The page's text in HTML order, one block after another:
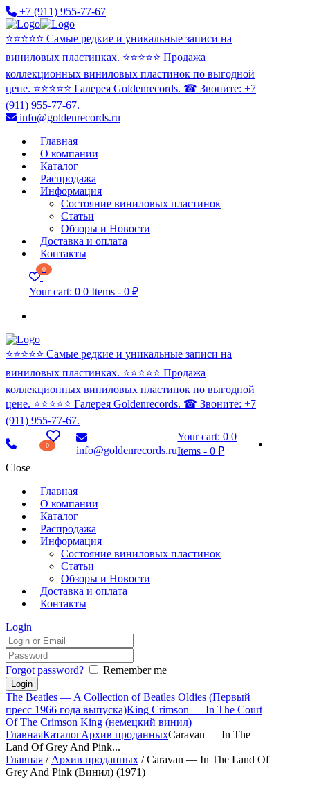
+7 (911) 955-77-67
⭐️⭐️⭐️⭐️⭐️ Самые редкие и уникальные записи на
виниловых пластинках. ⭐️⭐️⭐️⭐️⭐️ Продажа
коллекционных виниловых пластинок по выгодной
цене. ⭐️⭐️⭐️⭐️⭐️ Галерея Goldenrecords. ☎ Звоните: +7
(911) 955-77-67.
info@goldenrecords.ru
Главная
О компании
Каталог
Распродажа
Информация
Состояние виниловых пластинок
Статьи
Обзоры и Новости
Доставка и оплата
Контакты
0
Your cart: 0 0 Items - 0 ₽
⭐️⭐️⭐️⭐️⭐️ Самые редкие и уникальные записи на
виниловых пластинках. ⭐️⭐️⭐️⭐️⭐️ Продажа
коллекционных виниловых пластинок по выгодной
цене. ⭐️⭐️⭐️⭐️⭐️ Галерея Goldenrecords. ☎ Звоните: +7
(911) 955-77-67.
0 info@goldenrecords.ru
Your cart: 00
Items -0 ₽
Close
Главная
О компании
Каталог
Распродажа
Информация
Состояние виниловых пластинок
Статьи
Обзоры и Новости
Доставка и оплата
Контакты
Login
Forgot password? Remember me
The Beatles — A Collection of Beatles Oldies (Первый
пресс 1966 года выпуска)King Crimson — In The Court
Of The Crimson King (немецкий винил)
ГлавнаяКаталогАрхив проданныхCaravan — In The
Land Of Grey And Pink...
Главная / Архив проданных / Caravan — In The Land Of
Grey And Pink (Винил) (1971)